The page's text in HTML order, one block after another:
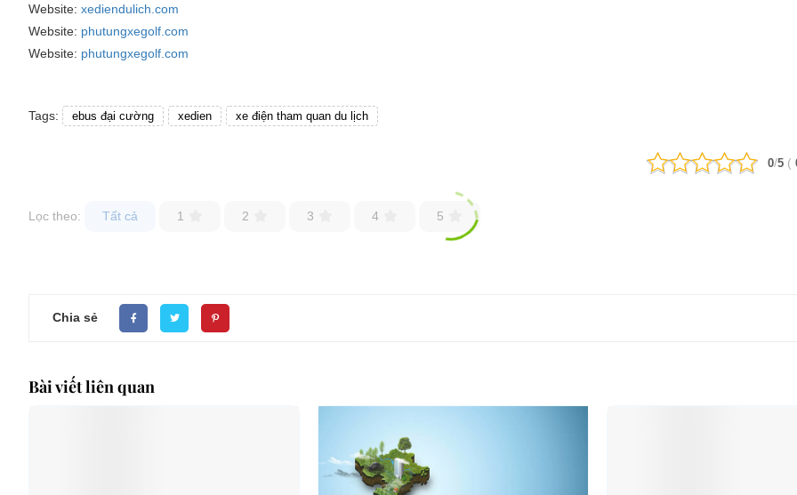
Website: xediendulich.com
Website: phutungxegolf.com
Website: phutungxegolf.com
Tags: ebus đại cường xedien xe điện tham quan du lịch
0/5 (
Lọc theo: Tất cả 1 2 3 4 5
Chia sẻ
Bài viết liên quan